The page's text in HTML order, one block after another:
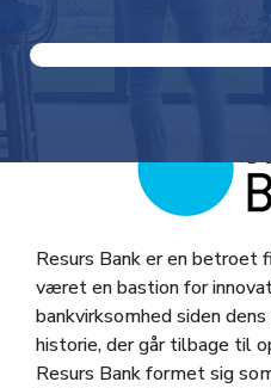
Resurs Bank er en betroet
været en bastion for
bankvirksomhed siden
historie, der går tilbage til
Resurs Bank formet sig